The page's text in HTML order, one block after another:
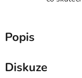
Popis
Diskuze